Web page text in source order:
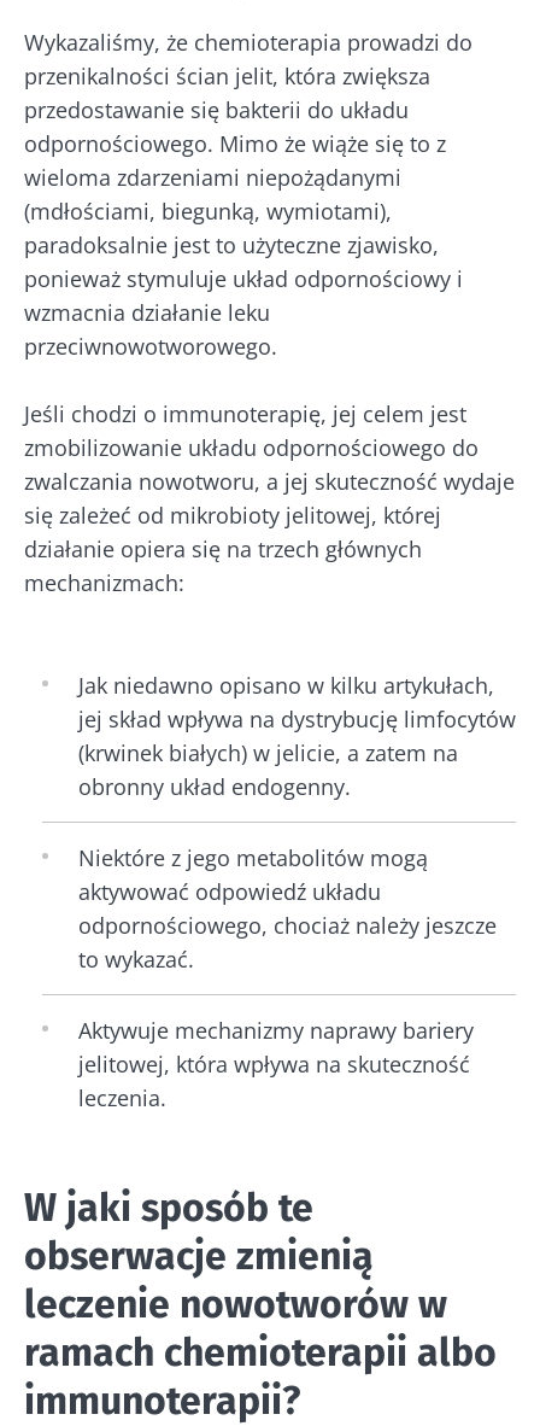
Wykazaliśmy, że chemioterapia prowadzi do
przenikalności ścian jelit, która zwiększa
przedostawanie się bakterii do układu
odpornościowego. Mimo że wiąże się to z
wieloma zdarzeniami niepożądanymi
(mdłościami, biegunką, wymiotami),
paradoksalnie jest to użyteczne zjawisko,
ponieważ stymuluje układ odpornościowy i
wzmacnia działanie leku
przeciwnowotworowego.
Jeśli chodzi o immunoterapię, jej celem jest
zmobilizowanie układu odpornościowego do
zwalczania nowotworu, a jej skuteczność wydaje
się zależeć od mikrobioty jelitowej, której
działanie opiera się na trzech głównych
mechanizmach:
Jak niedawno opisano w kilku artykułach,
jej skład wpływa na dystrybucję limfocytów
(krwinek białych) w jelicie, a zatem na
obronny układ endogenny.
Niektóre z jego metabolitów mogą
aktywować odpowiedź układu
odpornościowego, chociaż należy jeszcze
to wykazać.
Aktywuje mechanizmy naprawy bariery
jelitowej, która wpływa na skuteczność
leczenia.
W jaki sposób te
obserwacje zmienią
leczenie nowotworów w
ramach chemioterapii albo
immunoterapii?